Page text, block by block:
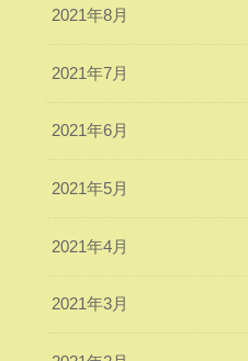
2021年8月
2021年7月
2021年6月
2021年5月
2021年4月
2021年3月